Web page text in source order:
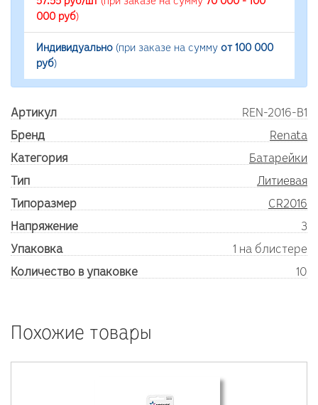
000 руб)
Индивидуально (при заказе на сумму от 100 000
руб)
Артикул
REN-2016-B1
Бренд
Renata
Категория
Батарейки
Тип
Литиевая
Типоразмер
CR2016
Напряжение
3
Упаковка
1 на блистере
Количество в упаковке
10
Похожие товары